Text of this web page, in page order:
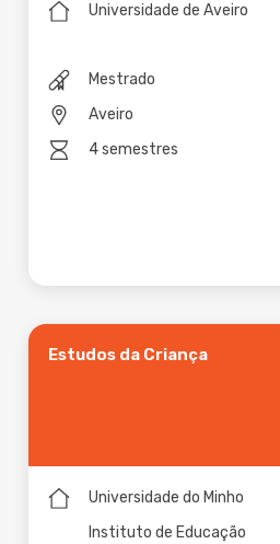
Universidade de Aveiro
Mestrado
Aveiro
4 semestres
Estudos da Criança
Universidade do Minho
Instituto de Educação